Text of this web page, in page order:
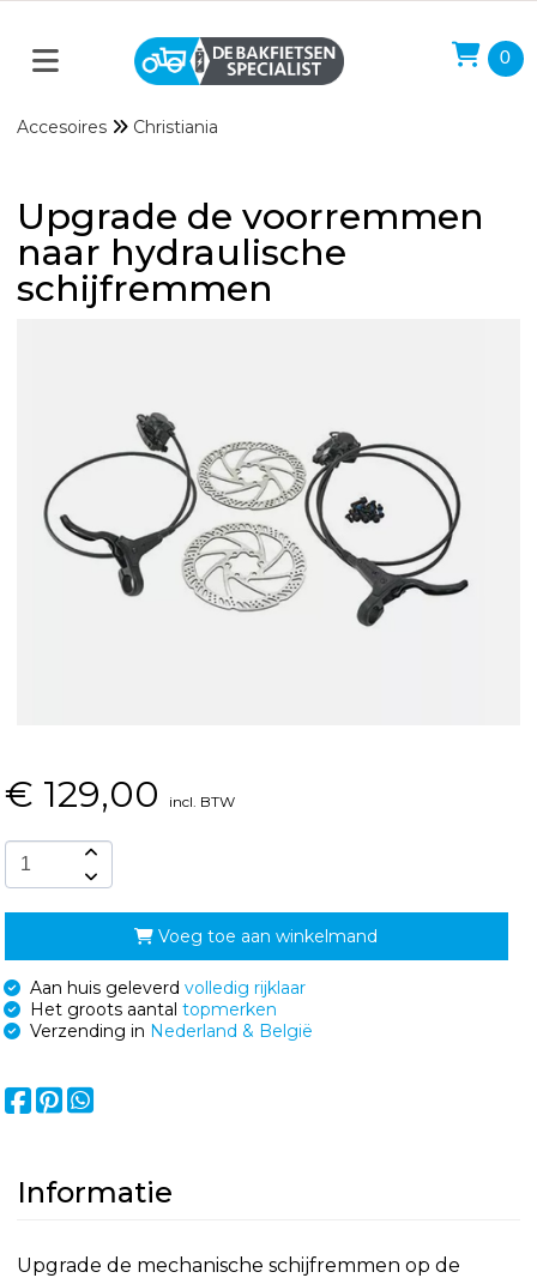
0
Accesoires Christiania
Upgrade de voorremmen
naar hydraulische
schijfremmen
€ 129,00 incl. BTW
Voeg toe aan winkelmand
Aan huis geleverd volledig rijklaar
Het groots aantal topmerken
Verzending in Nederland & België
Informatie
Upgrade de mechanische schijfremmen op de